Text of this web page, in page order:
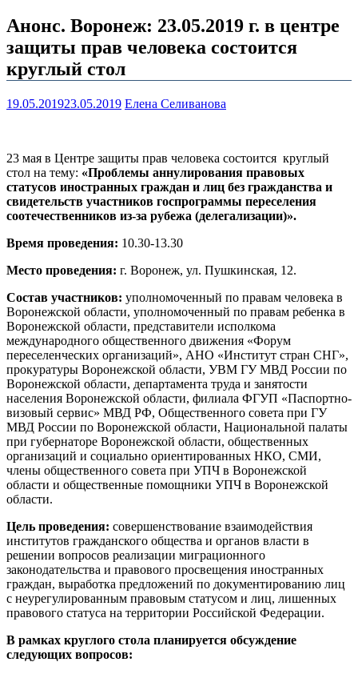
Анонс. Воронеж: 23.05.2019 г. в центре
защиты прав человека состоится
круглый стол
19.05.201923.05.2019 Елена Селиванова
23 мая в Центре защиты прав человека состоится круглый
стол на тему: «Проблемы аннулирования правовых
статусов иностранных граждан и лиц без гражданства и
свидетельств участников госпрограммы переселения
соотечественников из-за рубежа (делегализации)».
Время проведения: 10.30-13.30
Место проведения: г. Воронеж, ул. Пушкинская, 12.
Состав участников: уполномоченный по правам человека в
Воронежской области, уполномоченный по правам ребенка в
Воронежской области, представители исполкома
международного общественного движения «Форум
переселенческих организаций», АНО «Институт стран СНГ»,
прокуратуры Воронежской области, УВМ ГУ МВД России по
Воронежской области, департамента труда и занятости
населения Воронежской области, филиала ФГУП «Паспортно-
визовый сервис» МВД РФ, Общественного совета при ГУ
МВД России по Воронежской области, Национальной палаты
при губернаторе Воронежской области, общественных
организаций и социально ориентированных НКО, СМИ,
члены общественного совета при УПЧ в Воронежской
области и общественные помощники УПЧ в Воронежской
области.
Цель проведения: совершенствование взаимодействия
институтов гражданского общества и органов власти в
решении вопросов реализации миграционного
законодательства и правового просвещения иностранных
граждан, выработка предложений по документированию лиц
с неурегулированным правовым статусом и лиц, лишенных
правового статуса на территории Российской Федерации.
В рамках круглого стола планируется обсуждение
следующих вопросов: